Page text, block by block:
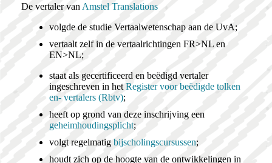
De vertaler van Amstel Translations
volgde de studie Vertaalwetenschap aan de UvA;
vertaalt zelf in de vertaalrichtingen FR>NL en
EN>NL;
staat als gecertificeerd en beëdigd vertaler
ingeschreven in hetRegister voor beëdigde tolken
en- vertalers (Rbtv);
heeft op grond van deze inschrijving een
geheimhoudingsplicht;
volgt regelmatig bijscholingscursussen;
houdt zich op de hoogte van de ontwikkelingen in